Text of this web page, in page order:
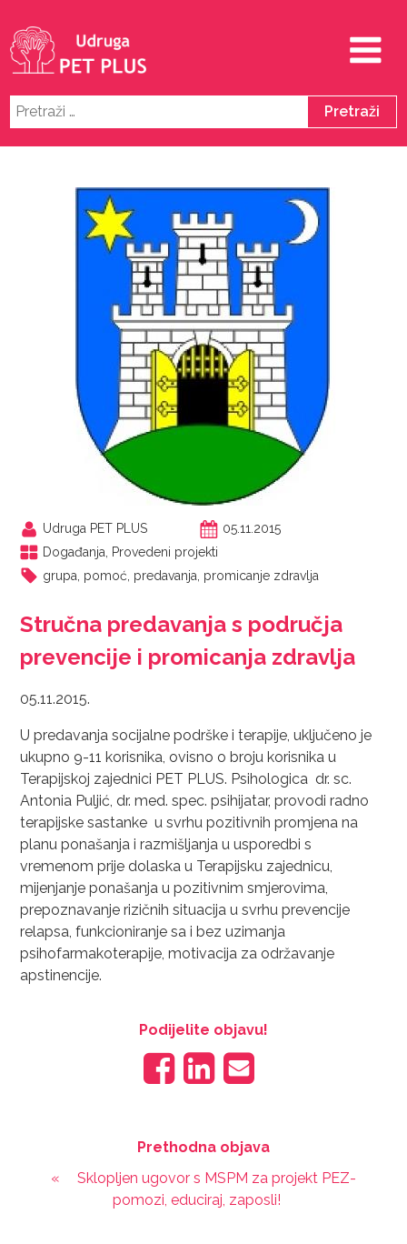
Pretraži:
Udruga PET PLUS
05.11.2015
Događanja
Provedeni projekti
grupa pomoć predavanja promicanje zdravlja
Stručna predavanja s područja
prevencije i promicanja zdravlja
05.11.2015.
U predavanja socijalne podrške i terapije, uključeno je
ukupno 9-11 korisnika, ovisno o broju korisnika u
Terapijskoj zajednici PET PLUS. Psihologica dr. sc.
Antonia Puljić, dr. med. spec. psihijatar, provodi radno
terapijske sastanke u svrhu pozitivnih promjena na
planu ponašanja i razmišljanja u usporedbi s
vremenom prije dolaska u Terapijsku zajednicu,
mijenjanje ponašanja u pozitivnim smjerovima,
prepoznavanje rizičnih situacija u svrhu prevencije
relapsa, funkcioniranje sa i bez uzimanja
psihofarmakoterapije, motivacija za održavanje
apstinencije.
Podijelite objavu!
Prethodna objava
«
Sklopljen ugovor s MSPM za projekt PEZ-
pomozi, educiraj, zaposli!